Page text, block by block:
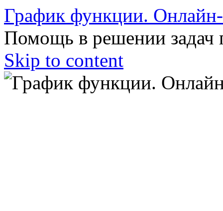
График функции.
Помощь в решении задач
Skip to content